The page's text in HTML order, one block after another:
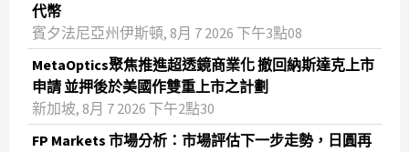
代幣
賓夕法尼亞州伊斯頓, 8月 7 2026 下午3點08
MetaOptics聚焦推進超透鏡商業化 撤回納斯達克上市
申請 並押後於美國作雙重上市之計劃
新加坡, 8月 7 2026 下午2點30
FP Markets 市場分析：市場評估下一步走勢，日圓再